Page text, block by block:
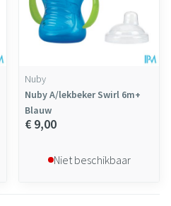
Nuby
Nuby A/lekbeker Swirl 6m+
Blauw
€ 9,00
Niet beschikbaar